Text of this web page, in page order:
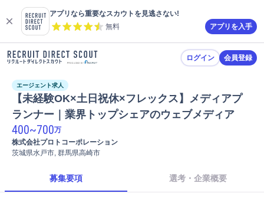
アプリなら重要なスカウトを見逃さない!
無料
アプリを入手
ログイン 会員登録
エージェント求人
【未経験OK×土日祝休×フレックス】メディアプ
ランナー｜業界トップシェアのウェブメディア
400~700万
株式会社プロトコーポレーション
茨城県水戸市, 群馬県高崎市
募集要項 選考・企業概要